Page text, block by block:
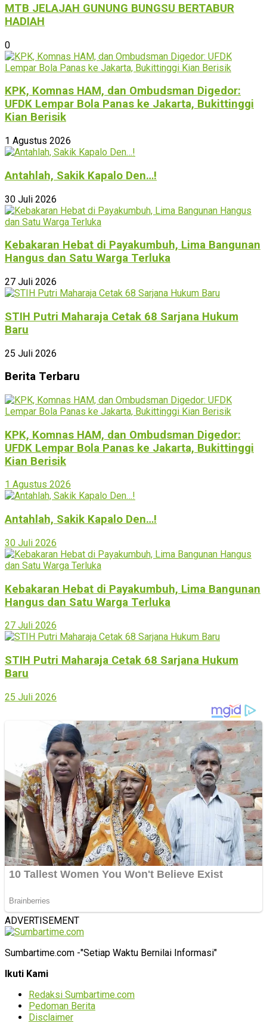
MTB JELAJAH GUNUNG BUNGSU BERTABUR
HADIAH
0
KPK, Komnas HAM, dan Ombudsman Digedor:
UFDK Lempar Bola Panas ke Jakarta, Bukittinggi
Kian Berisik
1 Agustus 2026
Antahlah, Sakik Kapalo Den…!
30 Juli 2026
Kebakaran Hebat di Payakumbuh, Lima Bangunan
Hangus dan Satu Warga Terluka
27 Juli 2026
STIH Putri Maharaja Cetak 68 Sarjana Hukum
Baru
25 Juli 2026
Berita Terbaru
KPK, Komnas HAM, dan Ombudsman Digedor:
UFDK Lempar Bola Panas ke Jakarta, Bukittinggi
Kian Berisik
1 Agustus 2026
Antahlah, Sakik Kapalo Den…!
30 Juli 2026
Kebakaran Hebat di Payakumbuh, Lima Bangunan
Hangus dan Satu Warga Terluka
27 Juli 2026
STIH Putri Maharaja Cetak 68 Sarjana Hukum
Baru
25 Juli 2026
ADVERTISEMENT
Sumbartime.com -"Setiap Waktu Bernilai Informasi"
Ikuti Kami
Redaksi Sumbartime.com
Pedoman Berita
Disclaimer